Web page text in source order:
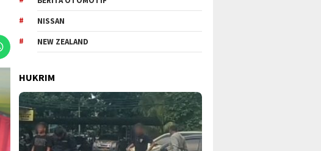
NISSAN
NEW ZEALAND
HUKRIM